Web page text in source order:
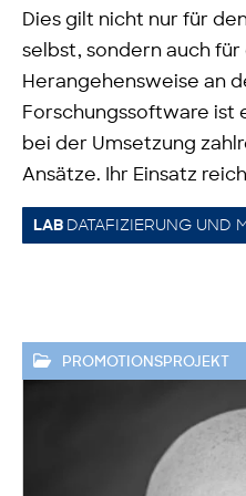
Dies gilt nicht nur für
selbst, sondern auch
Herangehensweise an
Forschungssoftware ist
bei der Umsetzung
Ansätze. Ihr Einsatz
LAB DATAFIZIERUNG UND
PROMOTIONSPROJEKT